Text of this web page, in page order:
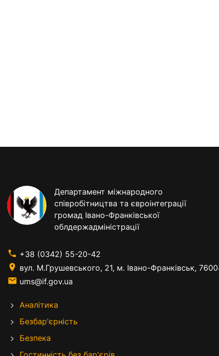
Департамент міжнародного
співробітництва та євроінтеграції
громад Івано-Франківської
облдержадміністрації
+38 (0342) 55-20-42
вул. М.Грушевського, 21, м. Івано-Франківськ,
ums@if.gov.ua
Аналітика
Безбар'єрність
Безпека